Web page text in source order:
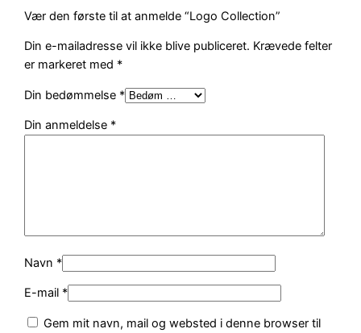
Vær den første til at anmelde “Logo Collection”
Din e-mailadresse vil ikke blive publiceret. Krævede felter
er markeret med *
Din bedømmelse *
Din anmeldelse *
Navn *
E-mail *
Gem mit navn, mail og websted i denne browser til